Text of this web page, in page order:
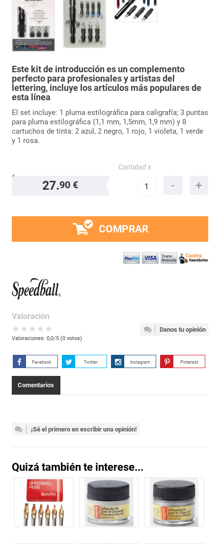
Este kit de introducción es un complemento
perfecto para profesionales y artistas del
lettering, incluye los artículos más populares de
esta línea
El set incluye: 1 pluma estilográfica para caligrafía; 3 puntas
para pluma estilográfica (1,1 mm, 1,5mm, 1,9 mm) y 8
cartuchos de tinta: 2 azul, 2 negro, 1 rojo, 1 violeta, 1 verde
y 1 rosa.
27.90 €
Cantidad x
COMPRAR
Danos tu opinión
Valoración
Valoraciones: 0,0/5 (0votos)
Facebook Twitter Instagram Pinterest
Comentarios
¡Sé el primero en escribir una opinión!
Quizá también te interese...